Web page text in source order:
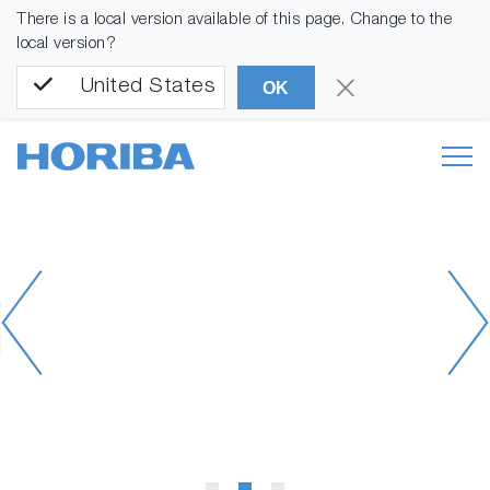
There is a local version available of this page. Change to the
local version?
United States OK